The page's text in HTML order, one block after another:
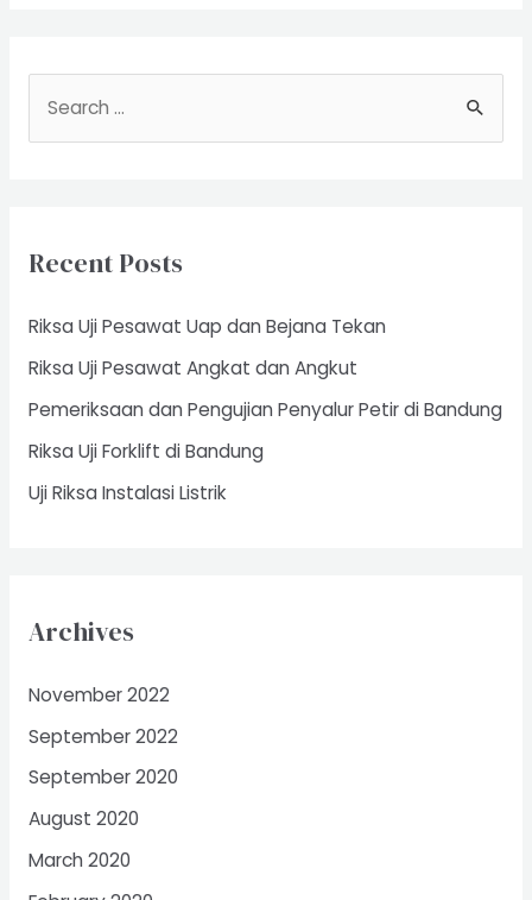
h
:
Recent Posts
Riksa Uji Pesawat Uap dan Bejana Tekan
Riksa Uji Pesawat Angkat dan Angkut
Pemeriksaan dan Pengujian Penyalur Petir di Bandung
Riksa Uji Forklift di Bandung
Uji Riksa Instalasi Listrik
Archives
November 2022
September 2022
September 2020
August 2020
March 2020